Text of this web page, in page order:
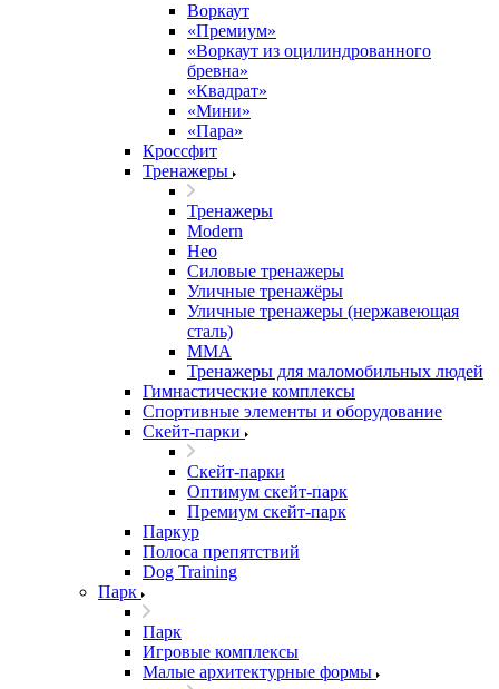
Воркаут
«Премиум»
«Воркаут из оцилиндрованного
бревна»
«Квадрат»
«Мини»
«Пара»
Кроссфит
Тренажеры
Тренажеры
Modern
Нео
Силовые тренажеры
Уличные тренажёры
Уличные тренажеры (нержавеющая
сталь)
ММА
Тренажеры для маломобильных людей
Гимнастические комплексы
Спортивные элементы и оборудование
Скейт-парки
Скейт-парки
Оптимум скейт-парк
Премиум скейт-парк
Паркур
Полоса препятствий
Dog Training
Парк
Парк
Игровые комплексы
Малые архитектурные формы